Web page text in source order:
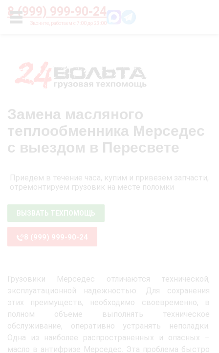
8 (999) 999-90-24
УСЛУГИ
Главная О нас Цены
Замена масляного
теплообменника Мерседес
с выездом в Пересвете
Приедем в течение часа, купим и привезём запчасти,
отремонтируем грузовик на месте поломки
ВЫЗВАТЬ ТЕХПОМОЩЬ
8 (999) 999-90-24
Грузовики Мерседес отличаются технической,
эксплуатационной надежностью. Для сохранения
этих преимуществ, необходимо своевременно, в
полном объеме выполнять техническое
обслуживание, оперативно устранять неполадки.
Одна из наиболее распространенных и опасных –
масло в антифризе Мерседес. Эта проблема быстро